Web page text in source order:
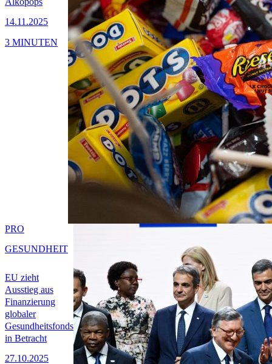
14.11.2025
3 MINUTEN
EU zieht
Ausstieg aus
Finanzierung
globaler
Gesundheitsfonds
in Betracht
27.10.2025
PRO
GESUNDHEIT